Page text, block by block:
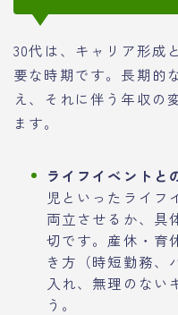
30代は、キャリア形成
要な時期です。長期的
え、それに伴う年収の
ます。
ライフイベントと
児といったライフ
両立させるか、具
切です。産休・育
き方（時短勤務、
入れ、無理のない
う。